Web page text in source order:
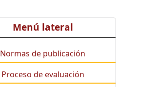
Menú lateral
Normas de publicación
Proceso de evaluación